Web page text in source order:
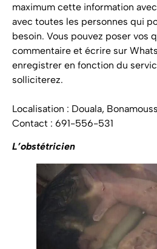
maximum cette information
avec toutes les personnes qui
besoin. Vous pouvez poser vos
commentaire et écrire sur
enregistrer en fonction du
solliciterez.
Localisation : Douala,
Contact : 691-556-531
L’obstétricien